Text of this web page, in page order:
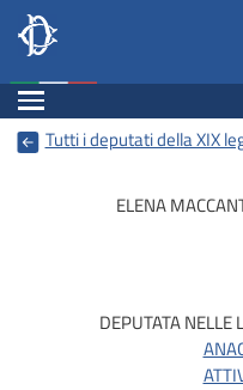
Deputati, Camera dei
Salta al contenuto principale
Salta al menu di navigazione
Espandi
Tutti i deputati della XIX
ELENA
DEPUTATA NELLE
Navigazione pagine di
Fine pagina
Salta al contenuto principale
Salta al menu di navigazione
Vai a inizio pagina